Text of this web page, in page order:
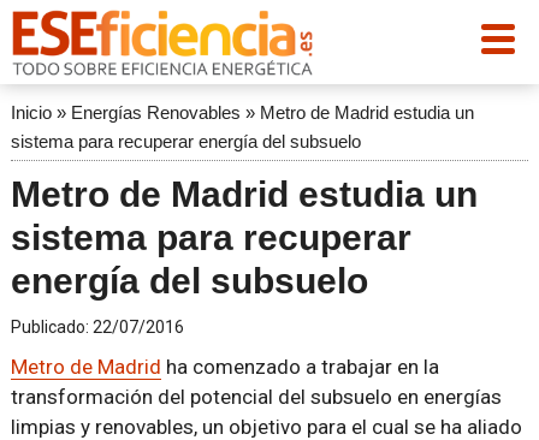
Inicio» Energías Renovables » Metro de Madrid estudia un
sistema para recuperar energía del subsuelo
Metro de Madrid estudia un
sistema para recuperar
energía del subsuelo
Publicado: 22/07/2016
Metro de Madrid ha comenzado a trabajar en la
transformación del potencial del subsuelo en energías
limpias y renovables, un objetivo para el cual se ha aliado